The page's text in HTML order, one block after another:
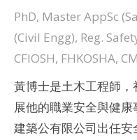
PhD, Master AppSc
(Civil Engg), Reg.
CFIOSH, FHKOSHA,
黃博士是土木工程師
展他的職業安全與健
建築公有限公司出任